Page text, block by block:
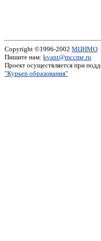
Copyright ©1996-2002 МЦНМО
Пишите нам: kvant@mccme.ru
Проект осуществляется при
"Курьер образования"